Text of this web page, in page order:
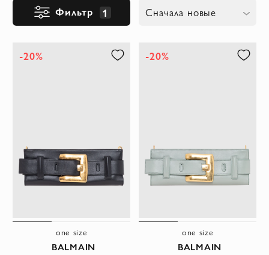
Фильтр 1 Сначала новые
-20%
one size
BALMAIN
-20%
one size
BALMAIN